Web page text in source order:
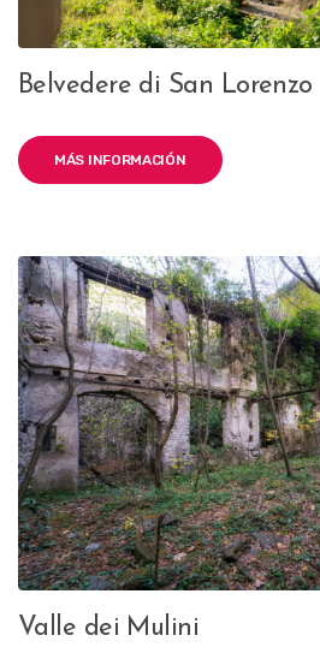
Belvedere di San Lorenzo
MÁS INFORMACIÓN
Valle dei Mulini